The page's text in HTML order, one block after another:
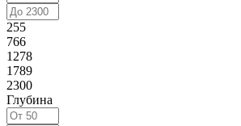
255
766
1278
1789
2300
Глубина